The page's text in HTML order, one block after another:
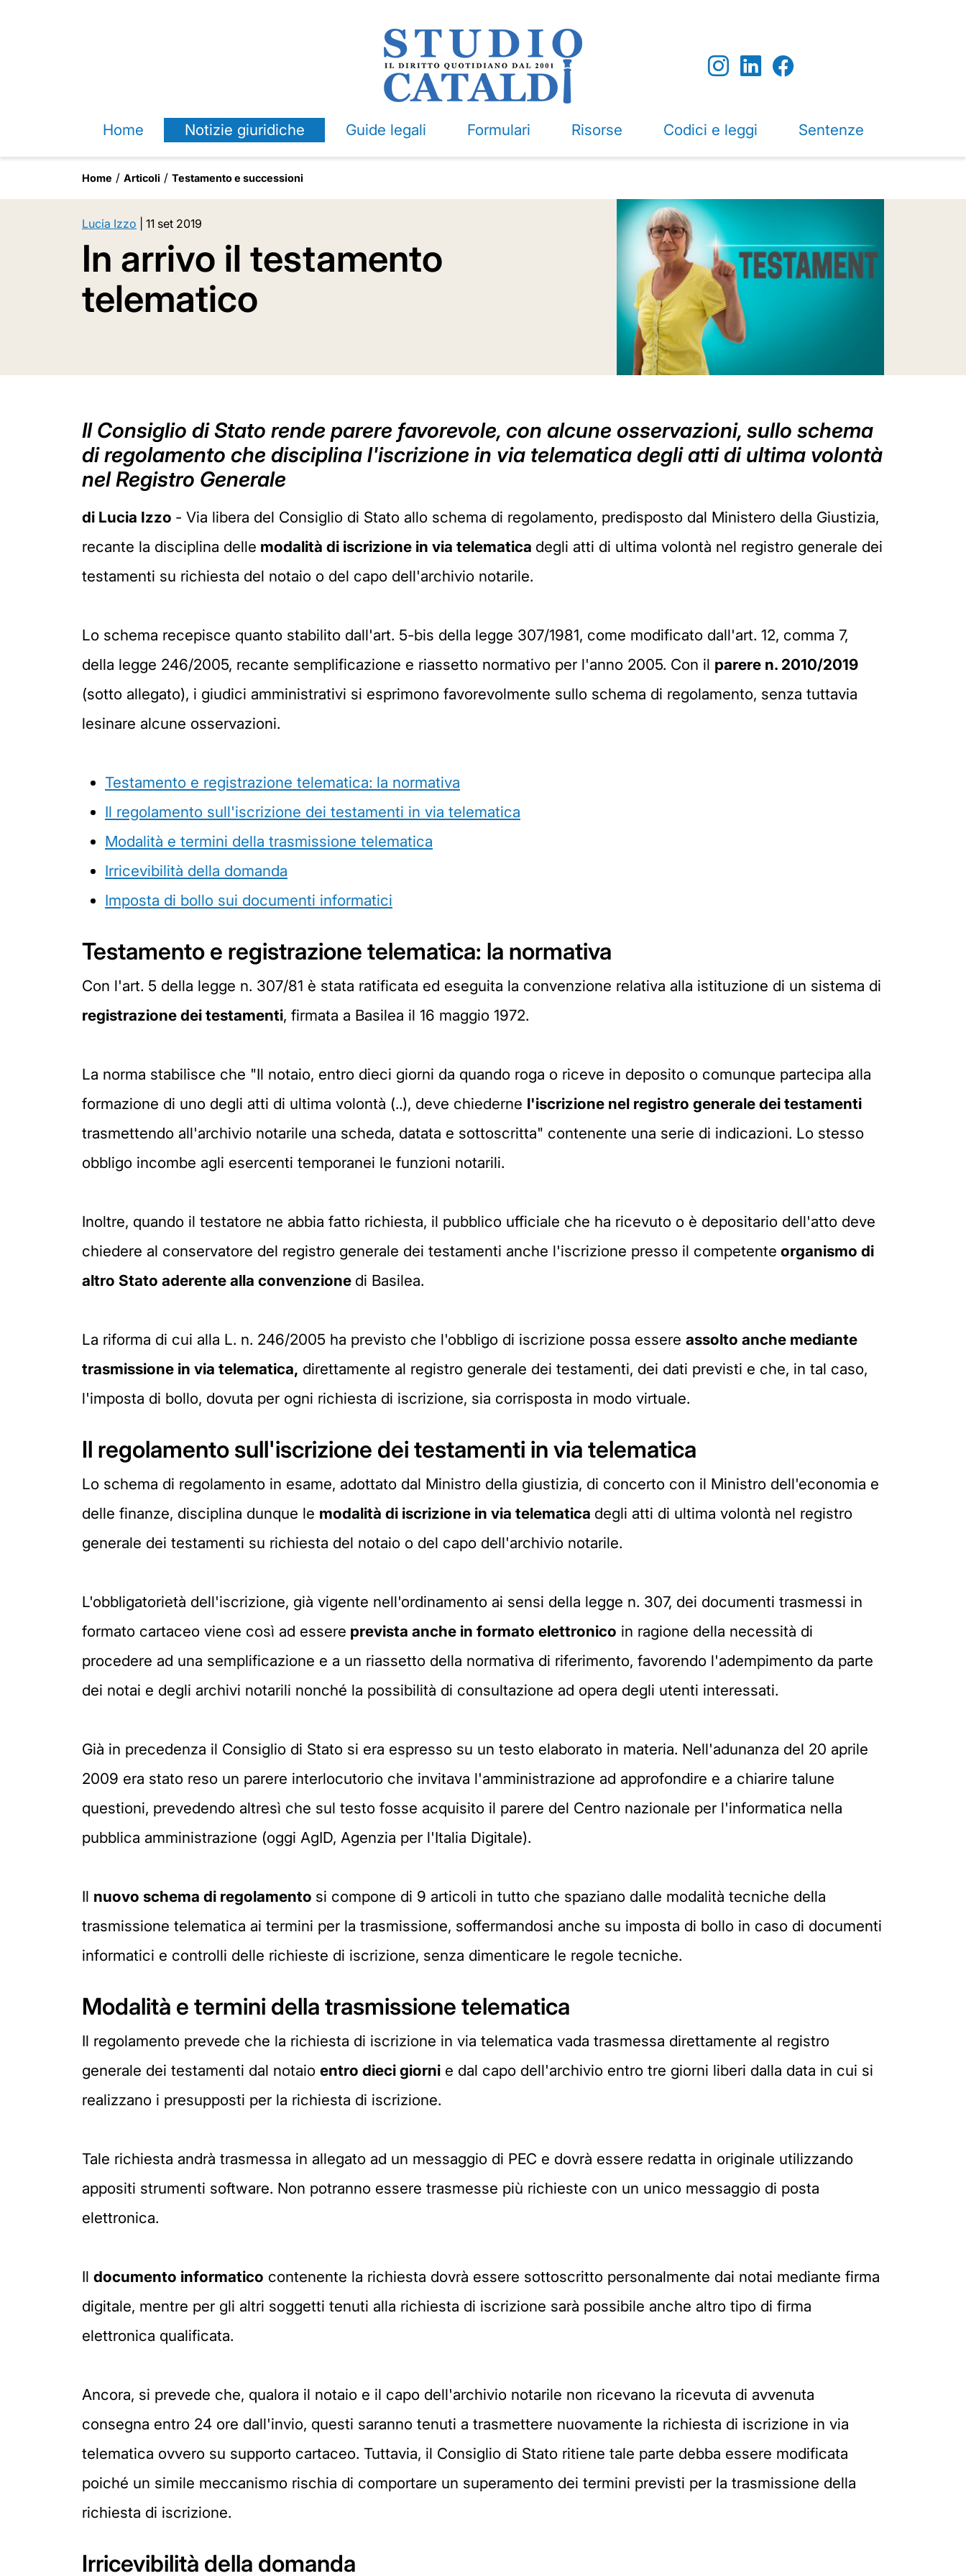
Home Notizie giuridiche Guide legali Formulari Risorse Codici e leggi Sentenze
Home Articoli Testamento e successioni
Lucia Izzo 11 set 2019
In arrivo il testamento
telematico
Il Consiglio di Stato rende parere favorevole, con alcune osservazioni, sullo schema
di regolamento che disciplina l'iscrizione in via telematica degli atti di ultima volontà
nel Registro Generale
di Lucia Izzo - Via libera del Consiglio di Stato allo schema di regolamento, predisposto dal Ministero della Giustizia,
recante la disciplina delle modalità di iscrizione in via telematica degli atti di ultima volontà nel registro generale dei
testamenti su richiesta del notaio o del capo dell'archivio notarile.
Lo schema recepisce quanto stabilito dall'art. 5-bis della legge 307/1981, come modificato dall'art. 12, comma 7,
della legge 246/2005, recante semplificazione e riassetto normativo per l'anno 2005. Con il parere n. 2010/2019
(sotto allegato), i giudici amministrativi si esprimono favorevolmente sullo schema di regolamento, senza tuttavia
lesinare alcune osservazioni.
Testamento e registrazione telematica: la normativa
Il regolamento sull'iscrizione dei testamenti in via telematica
Modalità e termini della trasmissione telematica
Irricevibilità della domanda
Imposta di bollo sui documenti informatici
Testamento e registrazione telematica: la normativa
Con l'art. 5 della legge n. 307/81 è stata ratificata ed eseguita la convenzione relativa alla istituzione di un sistema di
registrazione dei testamenti, firmata a Basilea il 16 maggio 1972.
La norma stabilisce che "Il notaio, entro dieci giorni da quando roga o riceve in deposito o comunque partecipa alla
formazione di uno degli atti di ultima volontà (..), deve chiederne l'iscrizione nel registro generale dei testamenti
trasmettendo all'archivio notarile una scheda, datata e sottoscritta" contenente una serie di indicazioni. Lo stesso
obbligo incombe agli esercenti temporanei le funzioni notarili.
Inoltre, quando il testatore ne abbia fatto richiesta, il pubblico ufficiale che ha ricevuto o è depositario dell'atto deve
chiedere al conservatore del registro generale dei testamenti anche l'iscrizione presso il competente organismo di
altro Stato aderente alla convenzione di Basilea.
La riforma di cui alla L. n. 246/2005 ha previsto che l'obbligo di iscrizione possa essere assolto anche mediante
trasmissione in via telematica, direttamente al registro generale dei testamenti, dei dati previsti e che, in tal caso,
l'imposta di bollo, dovuta per ogni richiesta di iscrizione, sia corrisposta in modo virtuale.
Il regolamento sull'iscrizione dei testamenti in via telematica
Lo schema di regolamento in esame, adottato dal Ministro della giustizia, di concerto con il Ministro dell'economia e
delle finanze, disciplina dunque le modalità di iscrizione in via telematica degli atti di ultima volontà nel registro
generale dei testamenti su richiesta del notaio o del capo dell'archivio notarile.
L'obbligatorietà dell'iscrizione, già vigente nell'ordinamento ai sensi della legge n. 307, dei documenti trasmessi in
formato cartaceo viene così ad essere prevista anche in formato elettronico in ragione della necessità di
procedere ad una semplificazione e a un riassetto della normativa di riferimento, favorendo l'adempimento da parte
dei notai e degli archivi notarili nonché la possibilità di consultazione ad opera degli utenti interessati.
Già in precedenza il Consiglio di Stato si era espresso su un testo elaborato in materia. Nell'adunanza del 20 aprile
2009 era stato reso un parere interlocutorio che invitava l'amministrazione ad approfondire e a chiarire talune
questioni, prevedendo altresì che sul testo fosse acquisito il parere del Centro nazionale per l'informatica nella
pubblica amministrazione (oggi AgID, Agenzia per l'Italia Digitale).
Il nuovo schema di regolamento si compone di 9 articoli in tutto che spaziano dalle modalità tecniche della
trasmissione telematica ai termini per la trasmissione, soffermandosi anche su imposta di bollo in caso di documenti
informatici e controlli delle richieste di iscrizione, senza dimenticare le regole tecniche.
Modalità e termini della trasmissione telematica
Il regolamento prevede che la richiesta di iscrizione in via telematica vada trasmessa direttamente al registro
generale dei testamenti dal notaio entro dieci giorni e dal capo dell'archivio entro tre giorni liberi dalla data in cui si
realizzano i presupposti per la richiesta di iscrizione.
Tale richiesta andrà trasmessa in allegato ad un messaggio di PEC e dovrà essere redatta in originale utilizzando
appositi strumenti software. Non potranno essere trasmesse più richieste con un unico messaggio di posta
elettronica.
Il documento informatico contenente la richiesta dovrà essere sottoscritto personalmente dai notai mediante firma
digitale, mentre per gli altri soggetti tenuti alla richiesta di iscrizione sarà possibile anche altro tipo di firma
elettronica qualificata.
Ancora, si prevede che, qualora il notaio e il capo dell'archivio notarile non ricevano la ricevuta di avvenuta
consegna entro 24 ore dall'invio, questi saranno tenuti a trasmettere nuovamente la richiesta di iscrizione in via
telematica ovvero su supporto cartaceo. Tuttavia, il Consiglio di Stato ritiene tale parte debba essere modificata
poiché un simile meccanismo rischia di comportare un superamento dei termini previsti per la trasmissione della
richiesta di iscrizione.
Irricevibilità della domanda